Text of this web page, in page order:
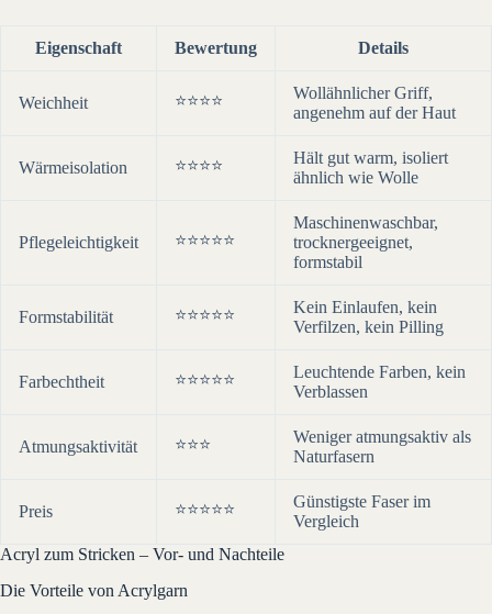
Eigenschaft Bewertung Details
Weichheit ⭐⭐⭐⭐
Wollähnlicher Griff,
angenehm auf der Haut
Wärmeisolation ⭐⭐⭐⭐
Hält gut warm, isoliert
ähnlich wie Wolle
Pflegeleichtigkeit ⭐⭐⭐⭐⭐
Maschinenwaschbar,
trocknergeeignet,
formstabil
Formstabilität ⭐⭐⭐⭐⭐
Kein Einlaufen, kein
Verfilzen, kein Pilling
Farbechtheit ⭐⭐⭐⭐⭐
Leuchtende Farben, kein
Verblassen
Atmungsaktivität ⭐⭐⭐
Weniger atmungsaktiv als
Naturfasern
Preis ⭐⭐⭐⭐⭐
Günstigste Faser im
Vergleich
Acryl zum Stricken – Vor- und Nachteile
Die Vorteile von Acrylgarn